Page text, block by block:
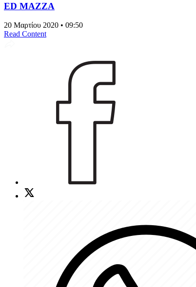
ED MAZZA
20 Μαρτίου 2020 • 09:50
Read Content